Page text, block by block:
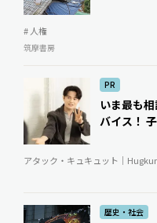
# 人権
筑摩書房
PR
いま最も
バイス！
アタック・キュキュット｜
歴史・社会